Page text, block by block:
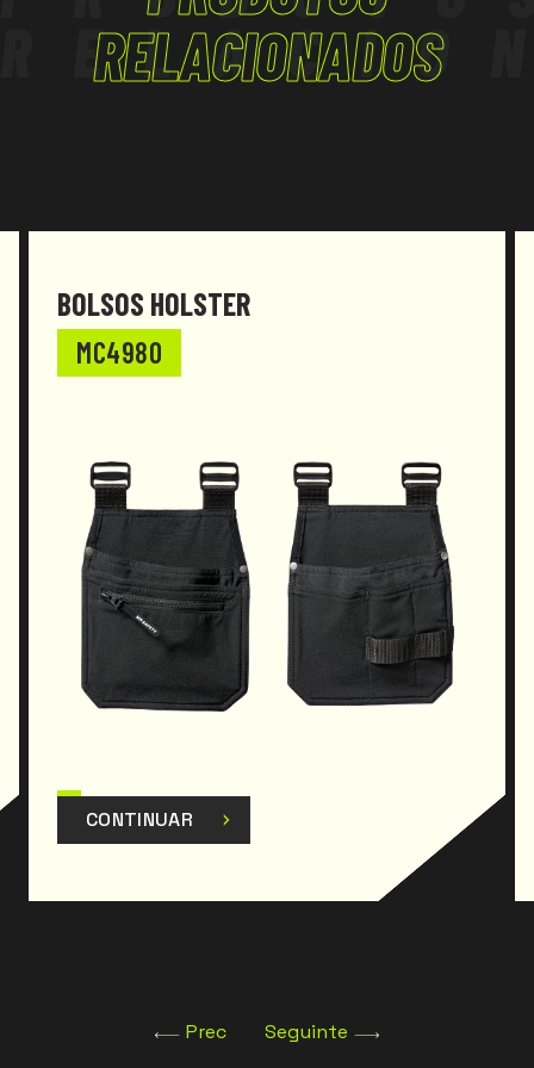
RELACIONADOS
BOLSOS HOLSTER
MC4980
CONTINUAR
Prec Seguinte